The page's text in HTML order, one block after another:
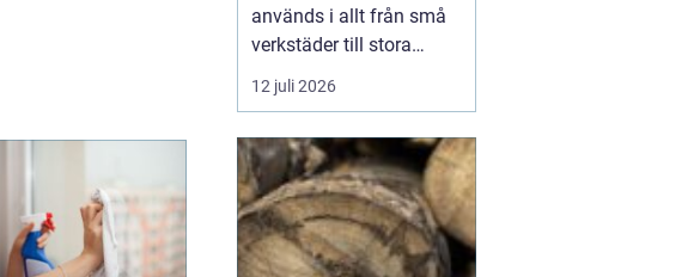
används i allt från små
verkstäder till stora
industrifabriker för att
skapa tryckluft på ett
energieffektivt sätt. Till
skillnad från många
enklare kompressorer
är...
12 juli 2026